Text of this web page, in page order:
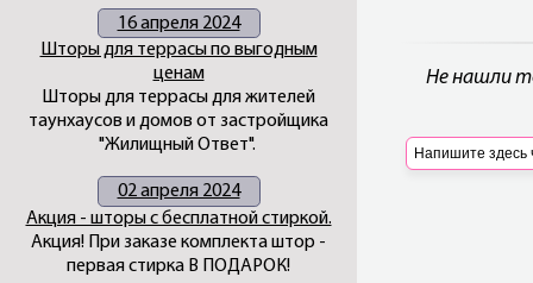
Не нашли
16 апреля 2024
Шторы для террасы по выгодным
ценам
Шторы для террасы для жителей
таунхаусов и домов от застройщика
"Жилищный Ответ".
02 апреля 2024
Акция - шторы с бесплатной стиркой.
Акция! При заказе комплекта штор -
первая стирка В ПОДАРОК!